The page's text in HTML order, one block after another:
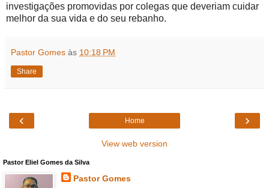
investigações promovidas por colegas que deveriam cuidar
melhor da sua vida e do seu rebanho.
Pastor Gomes às 10:18 PM
Share
‹ ›
Home
View web version
Pastor Eliel Gomes da Silva
Pastor Gomes